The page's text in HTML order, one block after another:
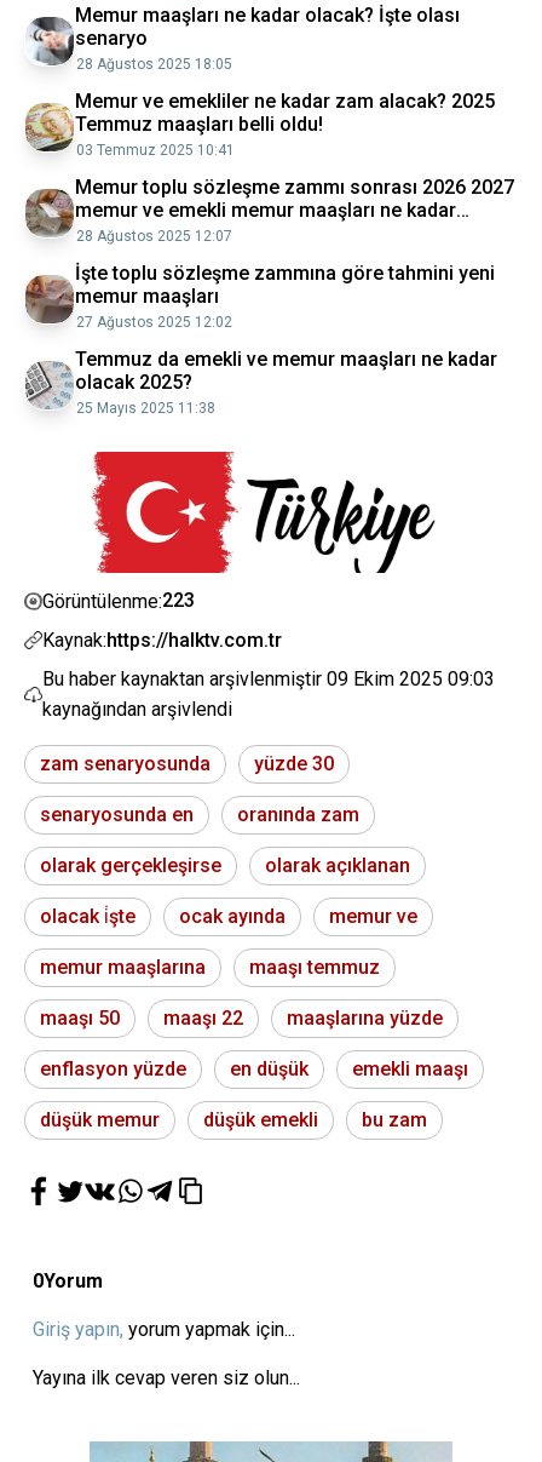
Memur maaşları ne kadar olacak? İşte olası
senaryo
28 Ağustos 2025 18:05
Memur ve emekliler ne kadar zam alacak? 2025
Temmuz maaşları belli oldu!
03 Temmuz 2025 10:41
Memur toplu sözleşme zammı sonrası 2026 2027
memur ve emekli memur maaşları ne kadar
olacak, en düşük memur emekli maaşı kaç liraya
yükselecek?
28 Ağustos 2025 12:07
İşte toplu sözleşme zammına göre tahmini yeni
memur maaşları
27 Ağustos 2025 12:02
Temmuz da emekli ve memur maaşları ne kadar
olacak 2025?
25 Mayıs 2025 11:38
Görüntülenme:223
Kaynak:https://halktv.com.tr
Bu haber kaynaktan arşivlenmiştir 09 Ekim 2025 09:03
kaynağından arşivlendi
zam senaryosunda yüzde 30
senaryosunda en oranında zam
olarak gerçekleşirse olarak açıklanan
olacak i̇şte ocak ayında memur ve
memur maaşlarına maaşı temmuz
maaşı 50 maaşı 22 maaşlarına yüzde
enflasyon yüzde en düşük emekli maaşı
düşük memur düşük emekli bu zam
0Yorum
Giriş yapın, yorum yapmak için...
Yayına ilk cevap veren siz olun...